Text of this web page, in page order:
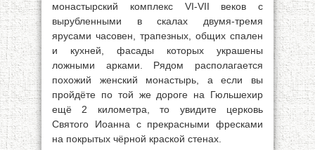
монастырский комплекс VI-VII веков с
вырубленными в скалах двумя-тремя
ярусами часовен, трапезных, общих спален
и кухней, фасады которых украшены
ложными арками. Рядом располагается
похожий женский монастырь, а если вы
пройдёте по той же дороге на Гюльшехир
ещё 2 километра, то увидите церковь
Святого Иоанна с прекрасными фресками
на покрытых чёрной краской стенах.